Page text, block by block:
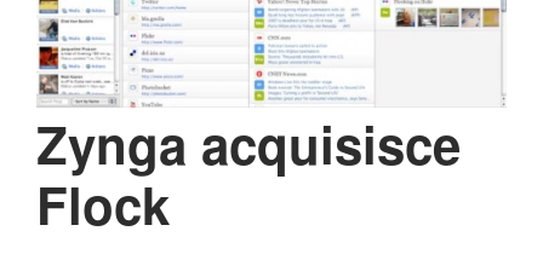
Zynga acquisisce
Flock